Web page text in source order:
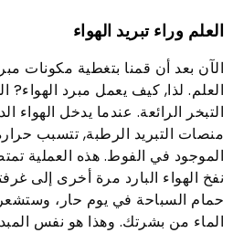
العلم وراء تبريد الهواء
الآن بعد أن قمنا بتغطية مكونات
العلم. لذا, كيف يعمل مبرد
التبخر الرائعة. عندما يدخل الهواء
منصات التبريد الرطبة, تتسبب
الموجود في الفوط. هذه العملية
نفخ الهواء البارد مرة أخرى إلى
حمام السباحة في يوم حار، وستشعر
الماء من بشرتك. وهذا هو نفس